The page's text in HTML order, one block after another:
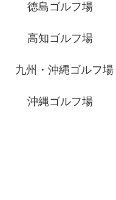
徳島ゴルフ場
高知ゴルフ場
九州・沖縄ゴルフ場
沖縄ゴルフ場